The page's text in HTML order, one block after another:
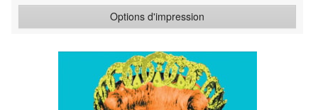
Options d'impression